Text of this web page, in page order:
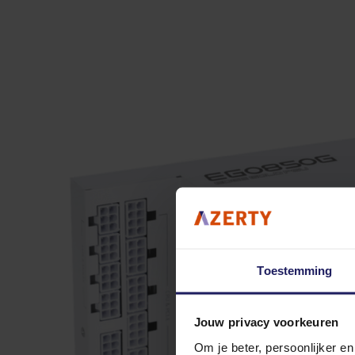
Toestemming
Jouw privacy voorkeuren
Om je beter, persoonlijker